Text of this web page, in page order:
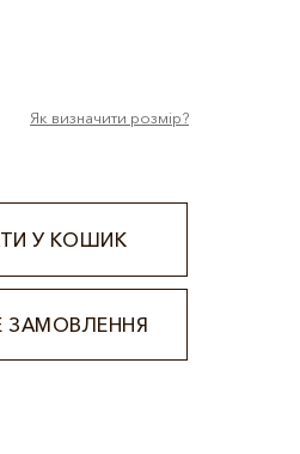
Як визначити розмір?
У КОШИК
ЗАМОВЛЕННЯ